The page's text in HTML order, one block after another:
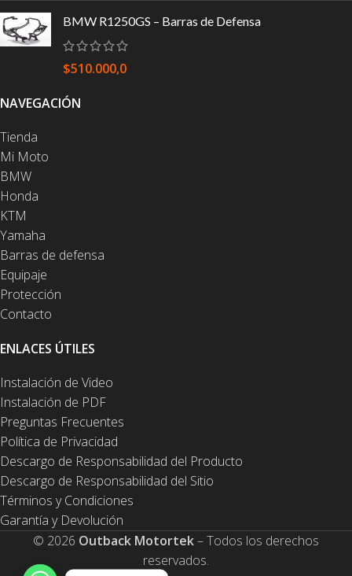
BMW R1250GS – Barras de Defensa
$510.000,0
NAVEGACIÓN
Tienda
Mi Moto
BMW
Honda
KTM
Yamaha
Barras de defensa
Equipaje
Protección
Contacto
ENLACES ÚTILES
Instalación de Video
Instalación de PDF
Preguntas Frecuentes
Política de Privacidad
Descargo de Responsabilidad del Producto
Descargo de Responsabilidad del Sitio
Términos y Condiciones
Garantía y Devolución
© 2026 Outback Motortek– Todos los derechos
reservados.